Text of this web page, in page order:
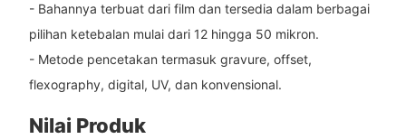
- Bahannya terbuat dari film dan tersedia dalam berbagai
pilihan ketebalan mulai dari 12 hingga 50 mikron.
- Metode pencetakan termasuk gravure, offset,
flexography, digital, UV, dan konvensional.
Nilai Produk